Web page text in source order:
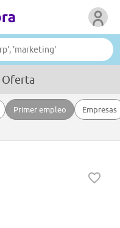
Oferta
Primer empleo Empresas